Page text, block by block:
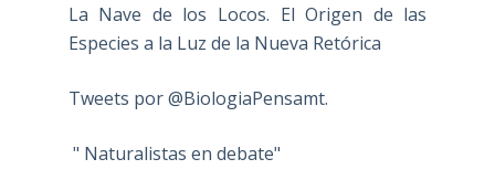
La Nave de los Locos. El Origen de las
Especies a la Luz de la Nueva Retórica
Tweets por @BiologiaPensamt.
" Naturalistas en debate"